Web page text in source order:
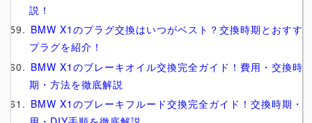
説！
BMW X1のプラグ交換はいつがベスト？交換時期とおすす
プラグを紹介！
BMW X1のブレーキオイル交換完全ガイド！費用・交換時
期・方法を徹底解説
BMW X1のブレーキフルード交換完全ガイド！交換時期・